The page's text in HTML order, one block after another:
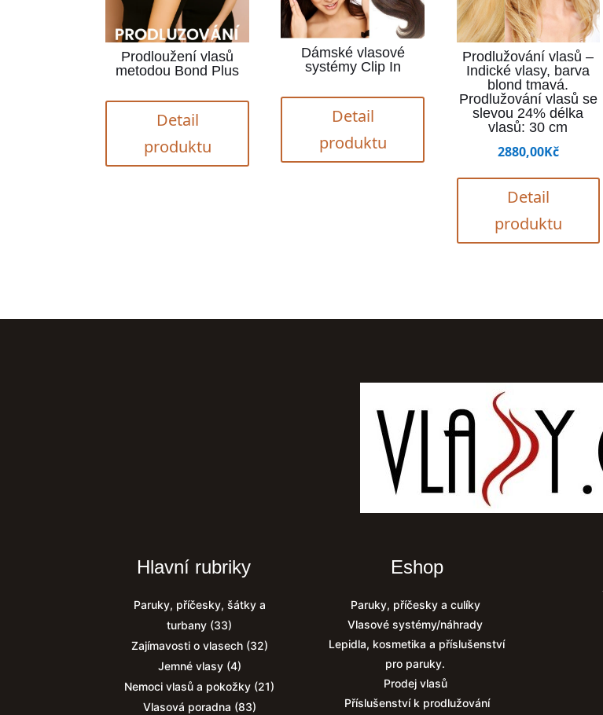
Prodloužení vlasů
metodou Bond Plus
Detail
produktu
Dámské vlasové
systémy Clip In
Detail
produktu
Prodlužování vlasů –
Indické vlasy, barva
blond tmavá.
Prodlužování vlasů se
slevou 24% délka
vlasů: 30 cm
2880,00Kč
Detail
produktu
Hlavní rubriky
Paruky, příčesky, šátky a
turbany (33)
Zajímavosti o vlasech(32)
Jemné vlasy(4)
Nemoci vlasů a pokožky (21)
Vlasová poradna (83)
Eshop
Paruky, příčesky a culíky
Vlasové systémy/náhrady
Lepidla, kosmetika a příslušenství
pro paruky.
Prodej vlasů
Příslušenství k prodlužování